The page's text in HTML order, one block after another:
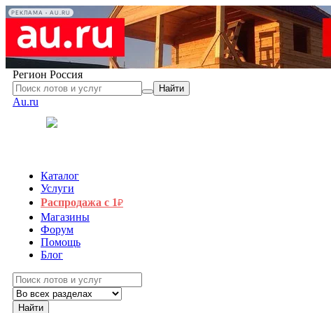
РЕКЛАМА • AU.RU
Регион Россия
Найти
Au.ru
Каталог
Услуги
Распродажа с 1₽
Магазины
Форум
Помощь
Блог
Найти